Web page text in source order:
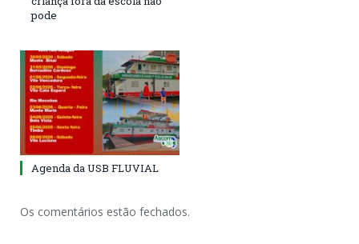
pode
Agenda da USB FLUVIAL
Os comentários estão fechados.